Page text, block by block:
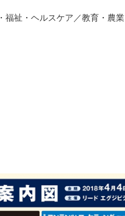
福祉・ヘルスケア／教育・農業